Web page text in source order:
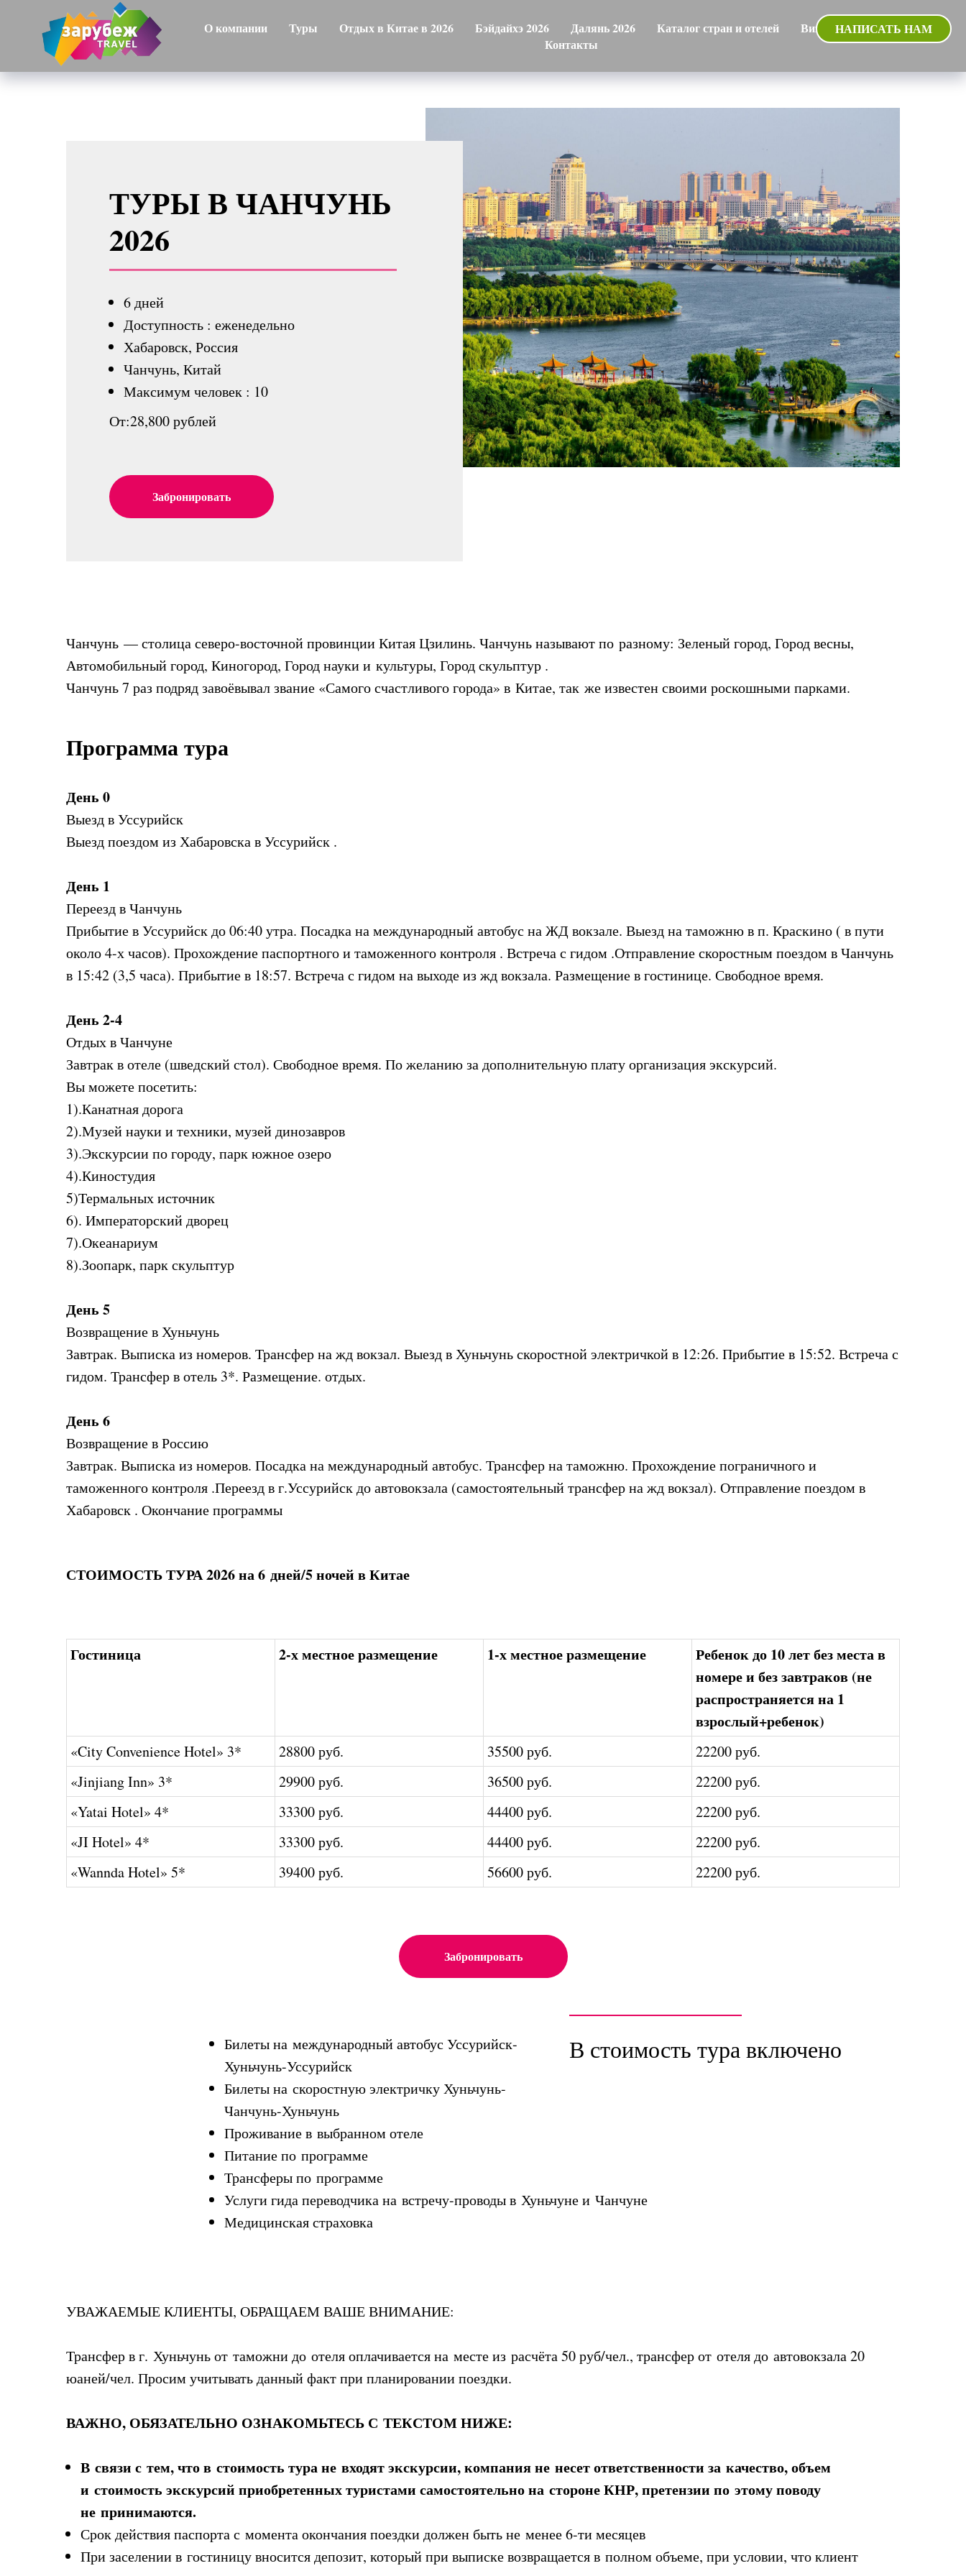
О компании Туры Отдых в Китае в 2026 Бэйдайхэ 2026 Далянь 2026 Каталог стран и отелей Визы
Авиабилеты
Контакты
ТУРЫ В ЧАНЧУНЬ
2026
6 дней
Доступность : еженедельно
Хабаровск, Россия
Чанчунь, Китай
Максимум человек : 10
От:28,800 рублей
Забронировать
Чанчунь — столица северо-восточной провинции Китая Цзилинь. Чанчунь называют по разному: Зеленый город, Город весны,
Автомобильный город, Киногород, Город науки и культуры, Город скульптур .
Чанчунь 7 раз подряд завоёвывал звание «Самого счастливого города» в Китае, так же известен своими роскошными парками.
Программа тура
День 0
Выезд в Уссурийск
Выезд поездом из Хабаровска в Уссурийск .
День 1
Переезд в Чанчунь
Прибытие в Уссурийск до 06:40 утра. Посадка на международный автобус на ЖД вокзале. Выезд на таможню в п. Краскино ( в пути
около 4-х часов). Прохождение паспортного и таможенного контроля . Встреча с гидом .Отправление скоростным поездом в Чанчунь
в 15:42 (3,5 часа). Прибытие в 18:57. Встреча с гидом на выходе из жд вокзала. Размещение в гостинице. Свободное время.
День 2-4
Отдых в Чанчуне
Завтрак в отеле (шведский стол). Свободное время. По желанию за дополнительную плату организация экскурсий.
Вы можете посетить:
1).Канатная дорога
2).Музей науки и техники, музей динозавров
3).Экскурсии по городу, парк южное озеро
4).Киностудия
5)Термальных источник
6). Императорский дворец
​​​​​​​7).Океанариум
8).Зоопарк, парк скульптур
День 5
Возвращение в Хуньчунь
Завтрак. Выписка из номеров. Трансфер на жд вокзал. Выезд в Хуньчунь скоростной электричкой в 12:26. Прибытие в 15:52. Встреча с
гидом. Трансфер в отель 3*. Размещение. отдых.
День 6
Возвращение в Россию
Завтрак. Выписка из номеров. Посадка на международный автобус. Трансфер на таможню. Прохождение пограничного и
таможенного контроля .Переезд в г.Уссурийск до автовокзала (самостоятельный трансфер на жд вокзал). Отправление поездом в
Хабаровск . Окончание программы
СТОИМОСТЬ ТУРА 2026 на 6 дней/5 ночей в Китае
Гостиница 2-х местное размещение 1-х местное размещение
Ребенок до 10 лет без места в
номере и без завтраков (не
распространяется на 1
взрослый+ребенок)
«City Convenience Hotel» 3* 28800 руб. 35500 руб.
22200 руб.
«Jinjiang Inn» 3*
29900 руб. 36500 руб.
22200 руб.
«Yatai Hotel» 4*
33300 руб. 44400 руб.
22200 руб.
«JI Hotel» 4*
33300 руб. 44400 руб.
22200 руб.
«Wannda Hotel» 5*
39400 руб. 56600 руб. 22200 руб.
Забронировать
В стоимость тура включено
Билеты на международный автобус Уссурийск-
Хуньчунь-Уссурийск
Билеты на скоростную электричку Хуньчунь-
Чанчунь-Хуньчунь
Проживание в выбранном отеле
Питание по программе
Трансферы по программе
Услуги гида переводчика на встречу-проводы в Хуньчуне и Чанчуне
Медицинская страховка
УВАЖАЕМЫЕ КЛИЕНТЫ, ОБРАЩАЕМ ВАШЕ ВНИМАНИЕ:
Трансфер в г. Хуньчунь от таможни до отеля оплачивается на месте из расчёта 50 руб/чел., трансфер от отеля до автовокзала 20
юаней/чел. Просим учитывать данный факт при планировании поездки.
ВАЖНО, ОБЯЗАТЕЛЬНО ОЗНАКОМЬТЕСЬ С ТЕКСТОМ НИЖЕ:
В связи с тем, что в стоимость тура не входят экскурсии, компания не несет ответственности за качество, объем
и стоимость экскурсий приобретенных туристами самостоятельно на стороне КНР, претензии по этому поводу
не принимаются.
Срок действия паспорта с момента окончания поездки должен быть не менее 6-ти месяцев
При заселении в гостиницу вносится депозит, который при выписке возвращается в полном объеме, при условии, что клиент
НАПИСАТЬ НАМ